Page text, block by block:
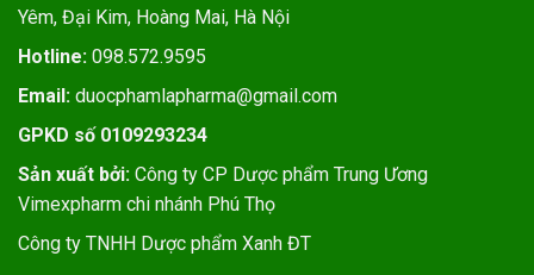
Yêm, Đại Kim, Hoàng Mai, Hà Nội
Hotline: 098.572.9595
Email: duocphamlapharma@gmail.com
GPKD số 0109293234
Sản xuất bởi: Công ty CP Dược phẩm Trung Ương
Vimexpharm chi nhánh Phú Thọ
Công ty TNHH Dược phẩm Xanh ĐT